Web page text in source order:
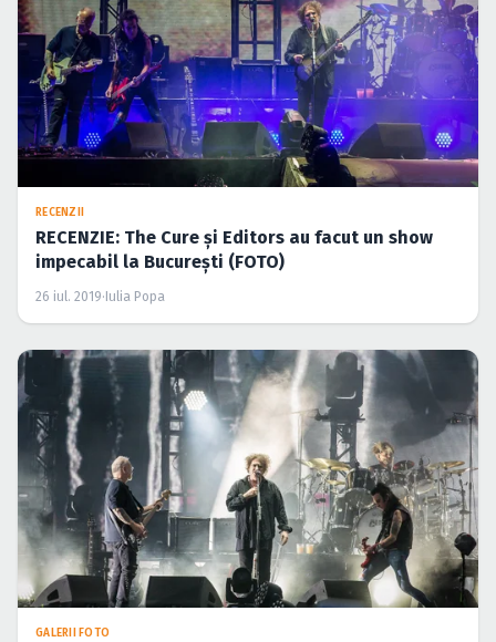
RECENZII
RECENZIE: The Cure şi Editors au facut un show
impecabil la Bucureşti (FOTO)
26 iul. 2019·Iulia Popa
GALERII FOTO